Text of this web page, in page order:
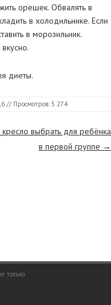
орешек. Обвалять в
в холодильнике. Если
в морозильник.
диеты.
// Просмотров: 5 274
выбрать для ребёнка
в первой группе →
только